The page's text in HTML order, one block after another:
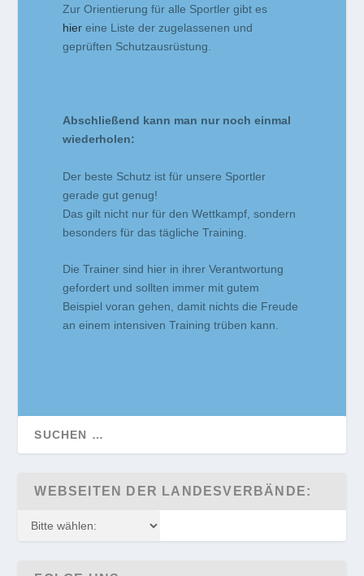
Zur Orientierung für alle Sportler gibt es
hier eine Liste der zugelassenen und
geprüften Schutzausrüstung.
Abschließend kann man nur noch einmal
wiederholen:
Der beste Schutz ist für unsere Sportler
gerade gut genug!
Das gilt nicht nur für den Wettkampf, sondern
besonders für das tägliche Training.
Die Trainer sind hier in ihrer Verantwortung
gefordert und sollten immer mit gutem
Beispiel voran gehen, damit nichts die Freude
an einem intensiven Training trüben kann.
WEBSEITEN DER LANDESVERBÄNDE: